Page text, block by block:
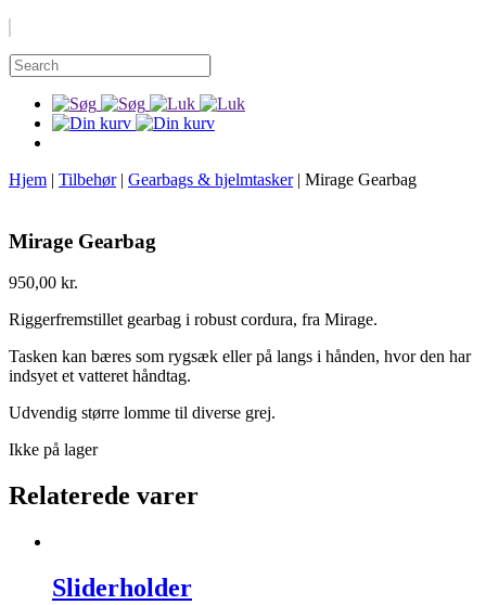
Hjem | Tilbehør| Gearbags & hjelmtasker| Mirage Gearbag
Mirage Gearbag
950,00 kr.
Riggerfremstillet gearbag i robust cordura, fra Mirage.
Tasken kan bæres som rygsæk eller på langs i hånden, hvor den har
indsyet et vatteret håndtag.
Udvendig større lomme til diverse grej.
Ikke på lager
Relaterede varer
Sliderholder